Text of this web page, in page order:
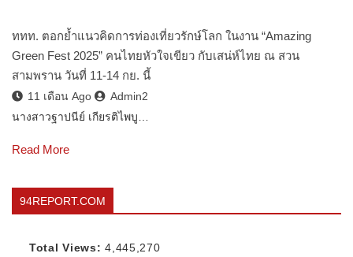
ททท. ตอกย้ำแนวคิดการท่องเที่ยวรักษ์โลก ในงาน “Amazing
Green Fest 2025” คนไทยหัวใจเขียว กับเสน่ห์ไทย ณ สวน
สามพราน วันที่ 11-14 กย. นี้
11 เดือน Ago
Admin2
นางสาวฐาปนีย์ เกียรติไพบู…
Read More
94REPORT.COM
Total Views:4,445,270